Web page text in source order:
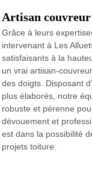
Artisan couvreur
Grâce à leurs
intervenant à Les
satisfaisants à la
un vrai artisan-
des doigts. Disposant
plus élaborés, notre
robuste et pérenne
dévouement et
est dans la possibilité
projets toiture.